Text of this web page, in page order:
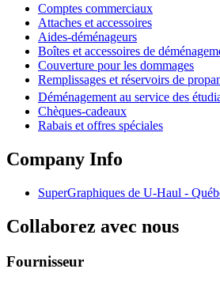
Comptes commerciaux
Attaches et accessoires
Aides-déménageurs
Boîtes et accessoires de
Couverture pour les dommages
Remplissages et réservoirs de
Déménagement au service des
Chèques-cadeaux
Rabais et offres spéciales
Company Info
SuperGraphiques de U-Haul -
Collaborez avec nous
Fournisseur